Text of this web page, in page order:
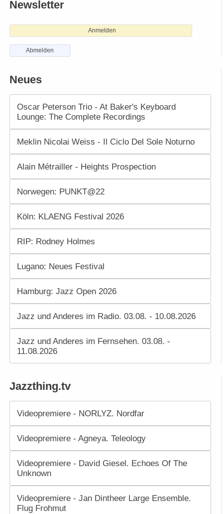
Newsletter
Anmelden
Abmelden
Neues
Oscar Peterson Trio - At Baker's Keyboard
Lounge: The Complete Recordings
Meklin Nicolai Weiss - Il Ciclo Del Sole Noturno
Alain Métrailler - Heights Prospection
Norwegen: PUNKT@22
Köln: KLAENG Festival 2026
RIP: Rodney Holmes
Lugano: Neues Festival
Hamburg: Jazz Open 2026
Jazz und Anderes im Radio. 03.08. - 10.08.2026
Jazz und Anderes im Fernsehen. 03.08. -
11.08.2026
Jazzthing.tv
Videopremiere - NORLYZ. Nordfar
Videopremiere - Agneya. Teleology
Videopremiere - David Giesel. Echoes Of The
Unknown
Videopremiere - Jan Dintheer Large Ensemble.
Flug Frohmut